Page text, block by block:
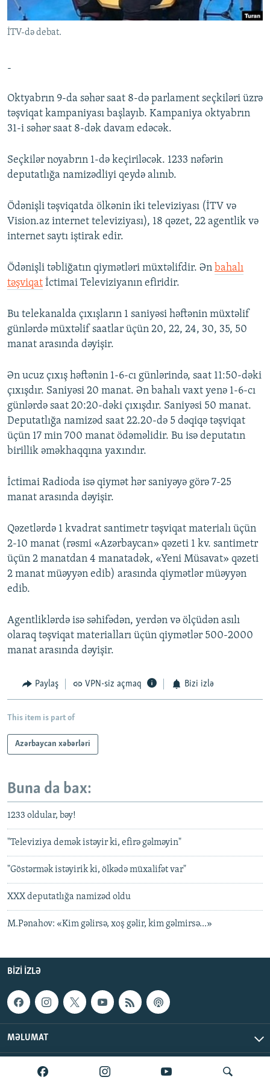
İNFOQRAFIKA
KARIKATURA
AZƏRBAYCAN ƏDƏBIYYATI KITABXANASI
İSLAM VƏ DEMOKRATIYA
MISSIYAMIZ
PEŞƏ ETIKASI VƏ JURNALISTIKA STANDARTLARIMIZ
BIZIMLƏ ƏLAQƏ
XƏBƏR BÜLLETENLƏRIMIZ
BIZI IZLƏ
İTV-də debat.
-
Oktyabrın 9-da səhər saat 8-də parlament seçkiləri üzrə
təşviqat kampaniyası başlayıb. Kampaniya oktyabrın
31-i səhər saat 8-dək davam edəcək.
Seçkilər noyabrın 1-də keçiriləcək. 1233 nəfərin
deputatlığa namizədliyi qeydə alınıb.
Ödənişli təşviqatda ölkənin iki televiziyası (İTV və
Vision.az internet televiziyası), 18 qəzet, 22 agentlik və
internet saytı iştirak edir.
Ödənişli təbliğatın qiymətləri müxtəlifdir. Ən bahalı
təşviqat İctimai Televiziyanın efiridir.
Bu telekanalda çıxışların 1 saniyəsi həftənin müxtəlif
günlərdə müxtəlif saatlar üçün 20, 22, 24, 30, 35, 50
manat arasında dəyişir.
Ən ucuz çıxış həftənin 1-6-cı günlərində, saat 11:50-dəki
çıxışdır. Saniyəsi 20 manat. Ən bahalı vaxt yenə 1-6-cı
günlərdə saat 20:20-dəki çıxışdır. Saniyəsi 50 manat.
Deputatlığa namizəd saat 22.20-də 5 dəqiqə təşviqat
üçün 17 min 700 manat ödəməlidir. Bu isə deputatın
birillik əməkhaqqına yaxındır.
İctimai Radioda isə qiymət hər saniyəyə görə 7-25
manat arasında dəyişir.
Qəzetlərdə 1 kvadrat santimetr təşviqat materialı üçün
2-10 manat (rəsmi «Azərbaycan» qəzeti 1 kv. santimetr
üçün 2 manatdan 4 manatadək, «Yeni Müsavat» qəzeti
2 manat müəyyən edib) arasında qiymətlər müəyyən
edib.
Agentliklərdə isə səhifədən, yerdən və ölçüdən asılı
olaraq təşviqat materialları üçün qiymətlər 500-2000
manat arasında dəyişir.
Paylaş VPN-siz açmaq Bizi izlə
This item is part of
Azərbaycan xəbərləri
Buna da bax:
1233 oldular, bəy!
"Televiziya demək istəyir ki, efirə gəlməyin"
"Göstərmək istəyirik ki, ölkədə müxalifət var"
XXX deputatlığa namizəd oldu
M.Pənahov: «Kim gəlirsə, xoş gəlir, kim gəlmirsə...»
BIZI IZLƏ
MƏLUMAT
AzadlıqRadiosu © 2026 Inc. | Bütün hüquqlar qorunur